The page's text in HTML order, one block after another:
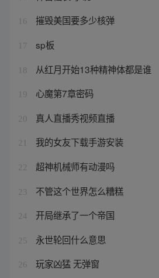
16 摧毁美国要多少核弹
17 sp板
18 从红月开始13种精神体都是谁
19 心魔第7章密码
20 真人直播秀视频直播
21 我的女友下载手游安装
22 超神机械师有动漫吗
23 不管这个世界怎么糟糕
24 开局继承了一个帝国
25 永世轮回什么意思
26 玩家凶猛 无弹窗